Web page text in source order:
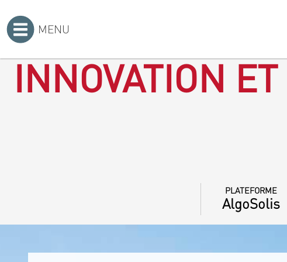
MENU
INNOVATION
PLATEFORME
AlgoSolis